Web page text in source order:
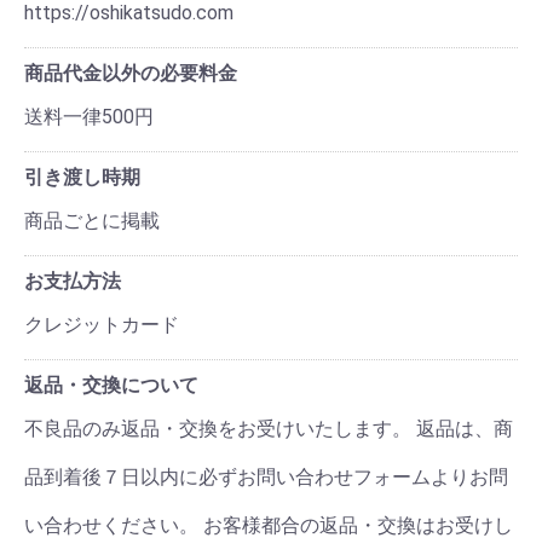
https://oshikatsudo.com
商品代金以外の必要料金
送料一律500円
引き渡し時期
商品ごとに掲載
お支払方法
クレジットカード
返品・交換について
不良品のみ返品・交換をお受けいたします。 返品は、商
品到着後７日以内に必ずお問い合わせフォームよりお問
い合わせください。 お客様都合の返品・交換はお受けし